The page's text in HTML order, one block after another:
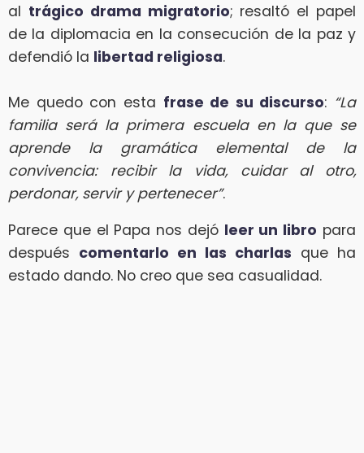
al trágico drama migratorio; resaltó el papel
de la diplomacia en la consecución de la paz y
defendió la libertad religiosa.
Me quedo con esta frase de su discurso: “La
familia será la primera escuela en la que se
aprende la gramática elemental de la
convivencia: recibir la vida, cuidar al otro,
perdonar, servir y pertenecer”.
Parece que el Papa nos dejó leer un libro para
después comentarlo en las charlas que ha
estado dando. No creo que sea casualidad.